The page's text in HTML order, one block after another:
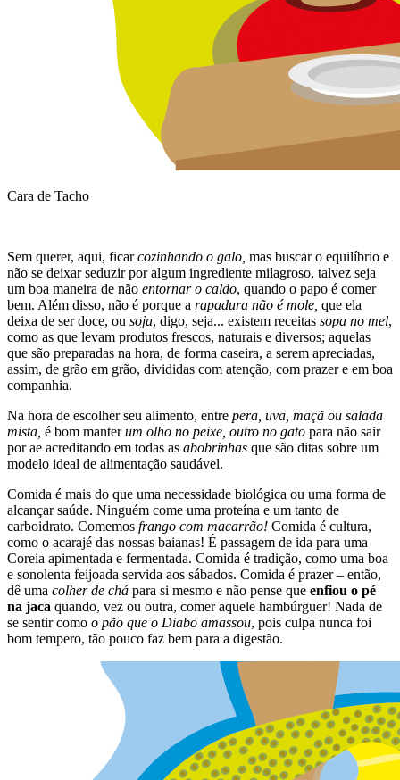
Cara de Tacho
Sem querer, aqui, ficarcozinhando o galo, mas buscar o equilíbrio e
não se deixar seduzir por algum ingrediente milagroso, talvez seja
um boa maneira de não entornar o caldo, quando o papo é comer
bem. Além disso, não é porque a rapadura não é mole, que ela
deixa de ser doce, ou soja, digo, seja... existem receitas sopa no mel,
como as que levam produtos frescos, naturais e diversos; aquelas
que são preparadas na hora, de forma caseira, a serem apreciadas,
assim, de grão em grão, divididas com atenção, com prazer e em boa
companhia.
Na hora de escolher seu alimento, entre pera, uva, maçã ou salada
mista, é bom manterum olho no peixe, outro no gato para não sair
por ae acreditando em todas as abobrinhas que são ditas sobre um
modelo ideal de alimentação saudável.
Comida é mais do que uma necessidade biológica ou uma forma de
alcançar saúde. Ninguém come uma proteína e um tanto de
carboidrato. Comemos frango com macarrão! Comida é cultura,
como o acarajé das nossas baianas! É passagem de ida para uma
Coreia apimentada e fermentada. Comida é tradição, como uma boa
e sonolenta feijoada servida aos sábados. Comida é prazer – então,
dê uma colher de chá para si mesmo e não pense que enfiou o pé
na jaca quando, vez ou outra, comer aquele hambúrguer! Nada de
se sentir como o pão que o Diabo amassou, pois culpa nunca foi
bom tempero, tão pouco faz bem para a digestão.